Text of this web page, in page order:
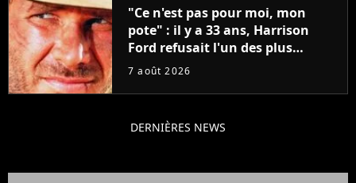
"Ce n'est pas pour moi, mon
pote" : il y a 33 ans, Harrison
Ford refusait l'un des plus
grands succès de tous les temps
7 août 2026
DERNIÈRES NEWS